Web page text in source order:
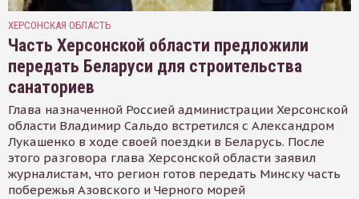
ХЕРСОНСКАЯ ОБЛАСТЬ
Часть Херсонской области предложили
передать Беларуси для строительства
санаториев
Глава назначенной Россией администрации Херсонской
области Владимир Сальдо встретился с Александром
Лукашенко в ходе своей поездки в Беларусь. После
этого разговора глава Херсонской области заявил
журналистам, что регион готов передать Минску часть
побережья Азовского и Черного морей